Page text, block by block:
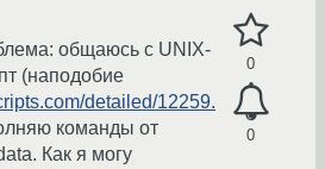
0
0
общаюсь с UNIX-
(наподобие
detailed/12259.
команды от
Как я могу